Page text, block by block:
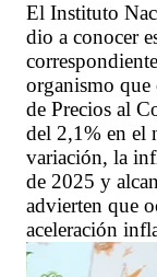
El Instituto
dio a conocer
organismo
de Precios al
del 2,1% en el
variación, la
de 2025 y
advierten que
aceleración